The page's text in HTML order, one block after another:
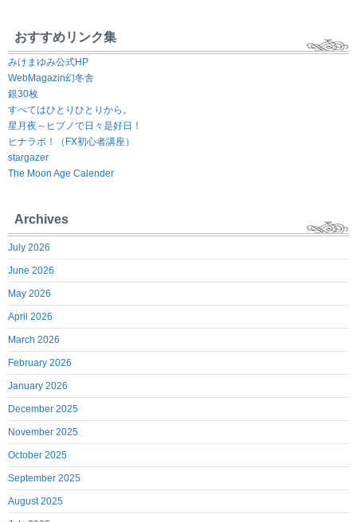
おすすめリンク集
みけまゆみ公式HP
WebMagazin幻冬舎
銀30枚
すべてはひとりひとりから。
星月夜～ヒプノで日々是好日！
ヒナラボ！（FX初心者講座）
stargazer
The Moon Age Calender
Archives
July 2026
June 2026
May 2026
April 2026
March 2026
February 2026
January 2026
December 2025
November 2025
October 2025
September 2025
August 2025